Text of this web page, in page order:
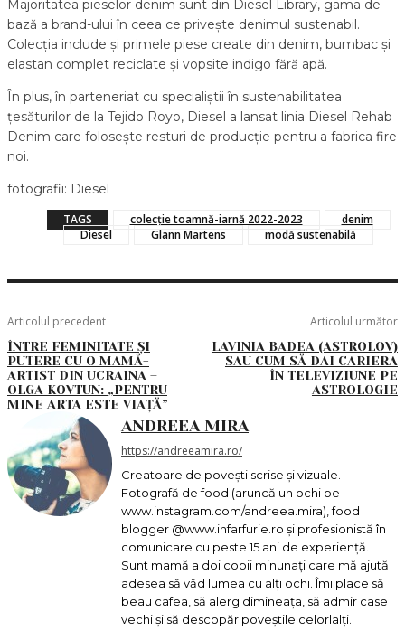
Majoritatea pieselor denim sunt din Diesel Library, gama de
bază a brand-ului în ceea ce priveşte denimul sustenabil.
Colecţia include și primele piese create din denim, bumbac şi
elastan complet reciclate şi vopsite indigo fără apă.
În plus, în parteneriat cu specialiştii în sustenabilitatea
ţesăturilor de la Tejido Royo, Diesel a lansat linia Diesel Rehab
Denim care folosește resturi de producție pentru a fabrica fire
noi.
fotografii: Diesel
TAGS colecție toamnă-iarnă 2022-2023
denim
Diesel
Glann Martens modă sustenabilă
Articolul precedent
ÎNTRE FEMINITATE ȘI
PUTERE CU O MAMĂ-
ARTIST DIN UCRAINA –
OLGA KOVTUN: „PENTRU
MINE ARTA ESTE VIAȚĂ”
Articolul următor
LAVINIA BADEA (ASTROLOV)
SAU CUM SĂ DAI CARIERA
ÎN TELEVIZIUNE PE
ASTROLOGIE
ANDREEA MIRA
https://andreeamira.ro/
Creatoare de povești scrise și vizuale.
Fotografă de food (aruncă un ochi pe
www.instagram.com/andreea.mira), food
blogger @www.infarfurie.ro și profesionistă în
comunicare cu peste 15 ani de experiență.
Sunt mamă a doi copii minunați care mă ajută
adesea să văd lumea cu alți ochi. Îmi place să
beau cafea, să alerg dimineața, să admir case
vechi și să descopăr poveștile celorlalți.